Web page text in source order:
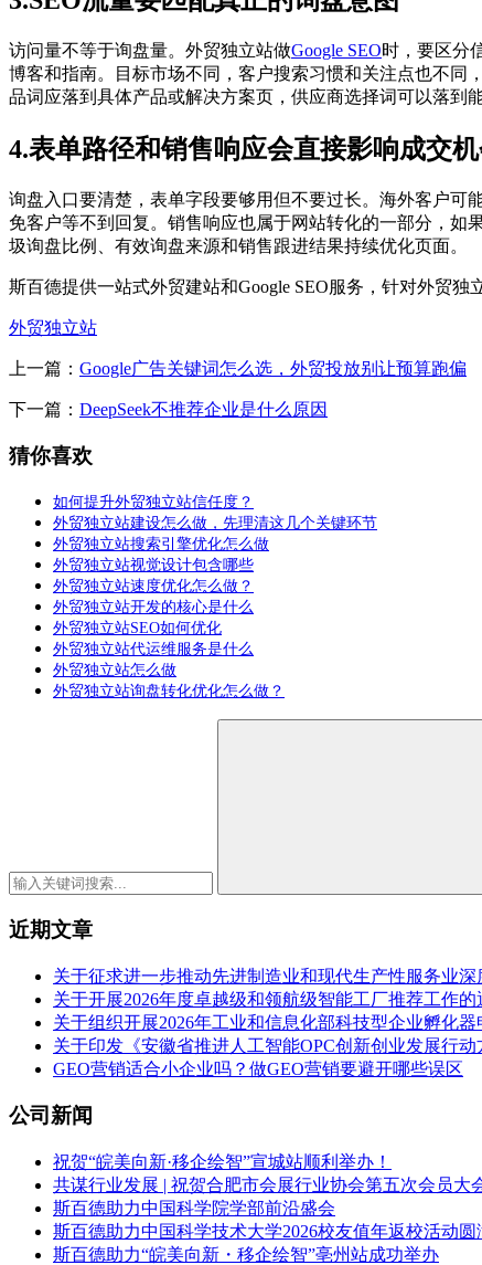
访问量不等于询盘量。外贸独立站做Google SEO时，要区分
博客和指南。目标市场不同，客户搜索习惯和关注点也不同
品词应落到具体产品或解决方案页，供应商选择词可以落到
4.表单路径和销售响应会直接影响成交
询盘入口要清楚，表单字段要够用但不要过长。海外客户可
免客户等不到回复。销售响应也属于网站转化的一部分，如
圾询盘比例、有效询盘来源和销售跟进结果持续优化页面。
斯百德提供一站式外贸建站和Google SEO服务，针对外贸
外贸独立站
上一篇： Google广告关键词怎么选，外贸投放别让预算跑偏
下一篇： DeepSeek不推荐企业是什么原因
猜你喜欢
如何提升外贸独立站信任度？
外贸独立站建设怎么做，先理清这几个关键环节
外贸独立站搜索引擎优化怎么做
外贸独立站视觉设计包含哪些
外贸独立站速度优化怎么做？
外贸独立站开发的核心是什么
外贸独立站SEO如何优化
外贸独立站代运维服务是什么
外贸独立站怎么做
外贸独立站询盘转化优化怎么做？
近期文章
关于征求进一步推动先进制造业和现代生产性服务业
关于开展2026年度卓越级和领航级智能工厂推荐工作的
关于组织开展2026年工业和信息化部科技型企业孵化
关于印发《安徽省推进人工智能OPC创新创业发展行
GEO营销适合小企业吗？做GEO营销要避开哪些误区
公司新闻
祝贺“皖美向新·移企绘智”宣城站顺利举办！
共谋行业发展 | 祝贺合肥市会展行业协会第五次会员大
斯百德助力中国科学院学部前沿盛会
斯百德助力中国科学技术大学2026校友值年返校活动圆
斯百德助力“皖美向新・移企绘智”亳州站成功举办